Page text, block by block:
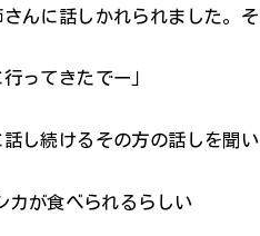
んに話しかれられました。
ってきたでー」
し続けるその方の話しを聞
カが食べられるらしい